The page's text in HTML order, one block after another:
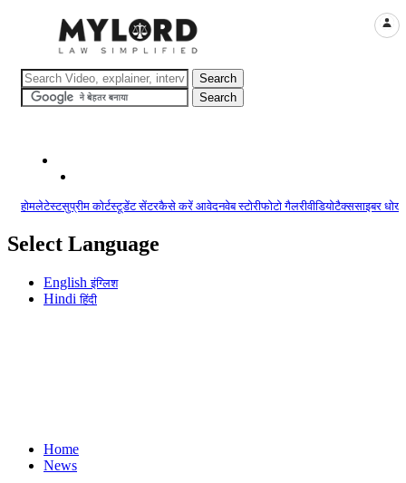
होमलेटेस्टसुप्रीम कोर्टस्टूडेंट सेंटरकैसे करें आवेदनवेब स्टोरीफोटो गैलरीवीडियोटैक्ससाइबर
Select Language
Englishइंग्लिश
Hindiहिंदी
Home
News